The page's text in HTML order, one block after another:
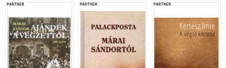
PARTNER PARTNER PARTNER